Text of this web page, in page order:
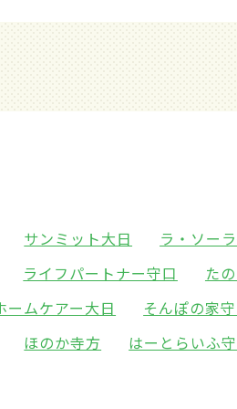
サンミット大日 ラ・ソー
ライフパートナー守口 た
ームケアー大日 そんぽの家
ほのか寺方 はーとらいふ